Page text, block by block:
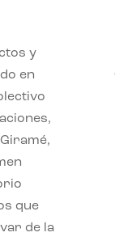
y
en
que
de la